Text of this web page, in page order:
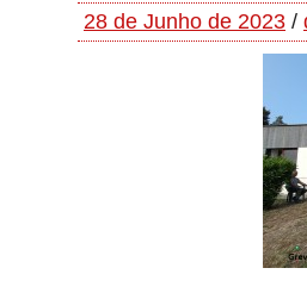
28 de Junho de 2023 /